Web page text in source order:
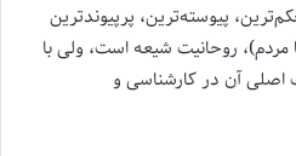
پیوسته‌ترین، پرپیوندترین
مردم)، روحانیت شیعه است، ولی با
آن در کارشناسی و